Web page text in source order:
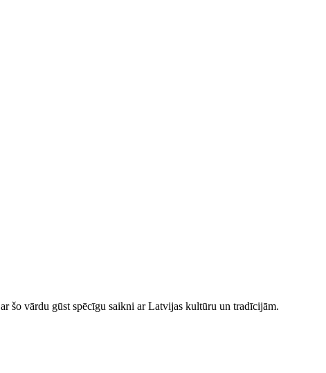
ar šo vārdu gūst spēcīgu saikni ar Latvijas kultūru un tradīcijām.